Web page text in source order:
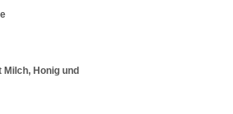
Honig und